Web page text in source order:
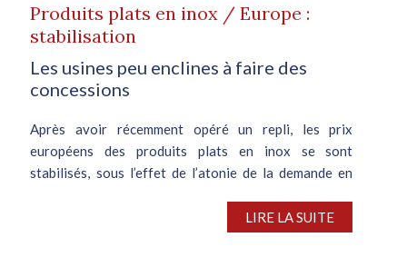
Produits plats en inox / Europe :
stabilisation
Les usines peu enclines à faire des
concessions
Après avoir récemment opéré un repli, les prix
européens des produits plats en inox se sont
stabilisés, sous l’effet de l’atonie de la demande en
LIRE LA SUITE